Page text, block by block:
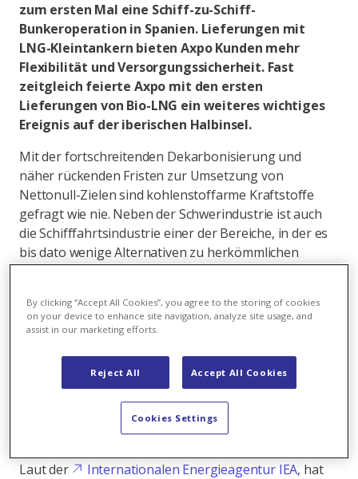
zum ersten Mal eine Schiff-zu-Schiff-
Bunkeroperation in Spanien. Lieferungen mit
LNG-Kleintankern bieten Axpo Kunden mehr
Flexibilität und Versorgungssicherheit. Fast
zeitgleich feierte Axpo mit den ersten
Lieferungen von Bio-LNG ein weiteres wichtiges
Ereignis auf der iberischen Halbinsel.
Mit der fortschreitenden Dekarbonisierung und
näher rückenden Fristen zur Umsetzung von
Nettonull-Zielen sind kohlenstoffarme Kraftstoffe
gefragt wie nie. Neben der Schwerindustrie ist auch
die Schifffahrtsindustrie einer der Bereiche, in der es
bis dato wenige Alternativen zu herkömmlichen
Kraftstoffen gibt, die kohlenstoffärmer, jedoch auch
Feld die Nachfrage nach Flüssigerdgas – oder LNG –
einer ökonomischen und verglichen mit traditionellen
Kunden obendrein mehr Flexibilität bietet, wenn
sogenannte LNG-Kleintanker eingesetzt werden.
Fast 99% der Schifffahrtskraftstoffe bisher
Laut der
Internationalen Energieagentur IEA, hat
By clicking “Accept All Cookies”, you agree to the storing of cookies
on your device to enhance site navigation, analyze site usage, and
assist in our marketing efforts.
Reject All Accept All Cookies
Cookies Settings